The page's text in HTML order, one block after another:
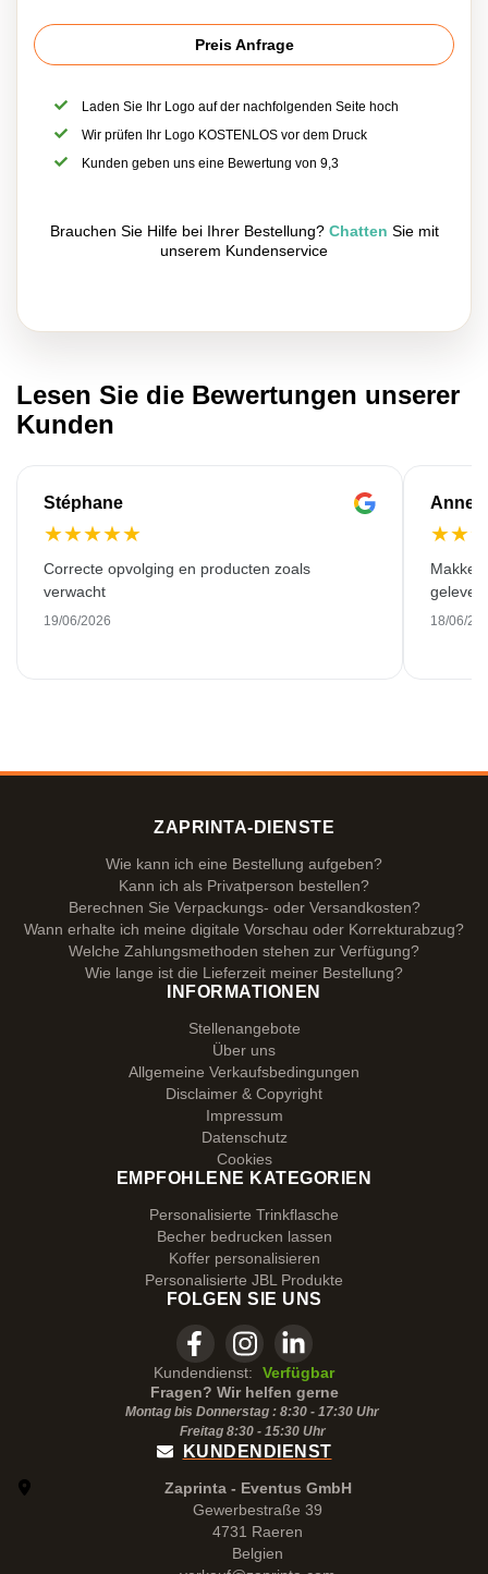
Preis Anfrage
Laden Sie Ihr Logo auf der nachfolgenden Seite hoch
Wir prüfen Ihr Logo KOSTENLOS vor dem Druck
Kunden geben uns eine Bewertung von 9,3
Brauchen Sie Hilfe bei Ihrer Bestellung? Chatten Sie mit
unserem Kundenservice
Lesen Sie die Bewertungen unserer
Kunden
Stéphane
★★★★★
Correcte opvolging en producten zoals
verwacht
19/06/2026
Anne-
★★
18/06/
ZAPRINTA-DIENSTE
Wie kann ich eine Bestellung aufgeben?
Kann ich als Privatperson bestellen?
Berechnen Sie Verpackungs- oder Versandkosten?
Wann erhalte ich meine digitale Vorschau oder Korrekturabzug?
Welche Zahlungsmethoden stehen zur Verfügung?
Wie lange ist die Lieferzeit meiner Bestellung?
INFORMATIONEN
Stellenangebote
Über uns
Allgemeine Verkaufsbedingungen
Disclaimer & Copyright
Impressum
Datenschutz
Cookies
EMPFOHLENE KATEGORIEN
Personalisierte Trinkflasche
Becher bedrucken lassen
Koffer personalisieren
Personalisierte JBL Produkte
FOLGEN SIE UNS
Kundendienst:
Verfügbar
Fragen? Wir helfen gerne
Montag bis Donnerstag : 8:30 - 17:30 Uhr
Freitag 8:30 - 15:30Uhr
KUNDENDIENST
Zaprinta - Eventus GmbH
Gewerbestraße 39
4731 Raeren
Belgien